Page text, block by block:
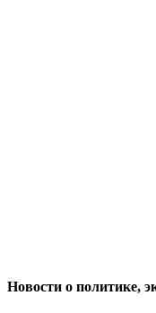
Новости о политике,